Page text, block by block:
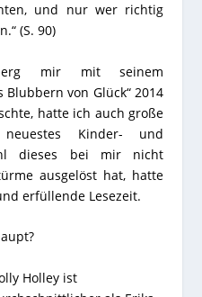
und nur wer richtig
(S. 90)
mir mit seinem
Blubbern von Glück“ 2014
hatte ich auch große
Kinder- und
dieses bei mir nicht
ausgelöst hat, hatte
erfüllende Lesezeit.
Holley ist